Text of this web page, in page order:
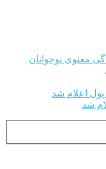
معنوی نوجوانان
اعلام شد
شد